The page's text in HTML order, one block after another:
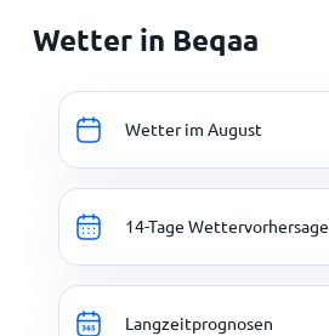
Wetter in Beqaa
Wetter im August
14-Tage Wettervorhersage
Langzeitprognosen